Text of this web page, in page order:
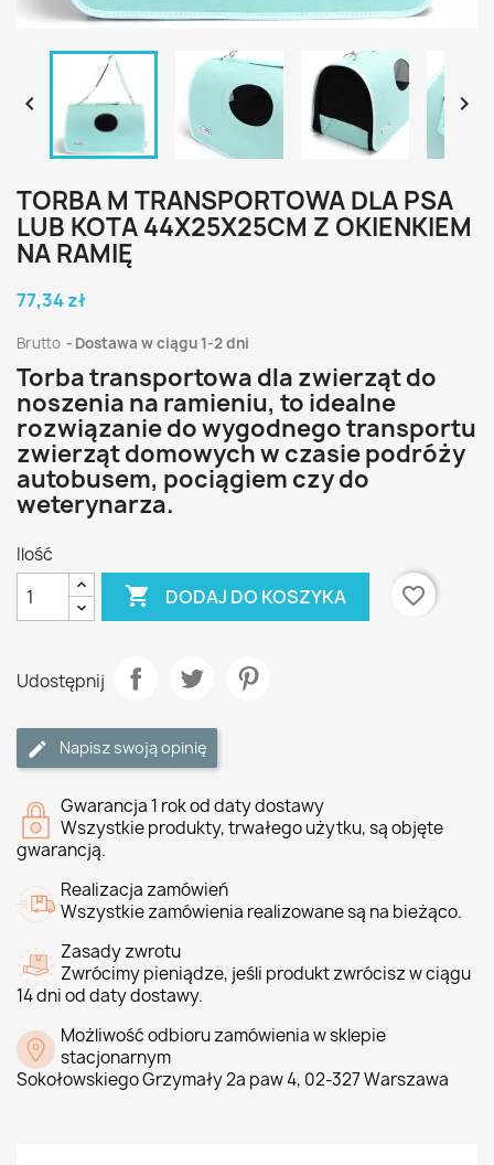
 
TORBA M TRANSPORTOWA DLA PSA
LUB KOTA 44X25X25CM Z OKIENKIEM
NA RAMIĘ
77,34 zł
Brutto Dostawa w ciągu 1-2 dni
Torba transportowa dla zwierząt do
noszenia na ramieniu, to idealne
rozwiązanie do wygodnego transportu
zwierząt domowych w czasie podróży
autobusem, pociągiem czy do
weterynarza.
Ilość
 DODAJ DO KOSZYKA favorite_border
Udostępnij
Napisz swoją opinię
Gwarancja 1 rok od daty dostawy
Wszystkie produkty, trwałego użytku, są objęte
gwarancją.
Realizacja zamówień
Wszystkie zamówienia realizowane są na bieżąco.
Zasady zwrotu
Zwrócimy pieniądze, jeśli produkt zwrócisz w ciągu
14 dni od daty dostawy.
Możliwość odbioru zamówienia w sklepie
stacjonarnym
Sokołowskiego Grzymały 2a paw 4, 02-327 Warszawa